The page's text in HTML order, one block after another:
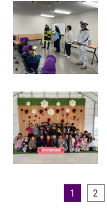
1 2